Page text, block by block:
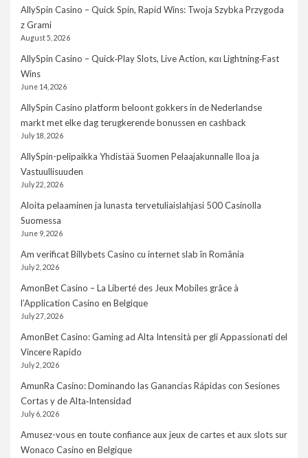
AllySpin Casino – Quick Spin, Rapid Wins: Twoja Szybka Przygoda
z Grami
August 5, 2026
AllySpin Casino – Quick‑Play Slots, Live Action, και Lightning‑Fast
Wins
June 14, 2026
AllySpin Casino platform beloont gokkers in de Nederlandse
markt met elke dag terugkerende bonussen en cashback
July 18, 2026
AllySpin-pelipaikka Yhdistää Suomen Pelaajakunnalle Iloa ja
Vastuullisuuden
July 22, 2026
Aloita pelaaminen ja lunasta tervetuliaislahjasi 500 Casinolla
Suomessa
June 9, 2026
Am verificat Billybets Casino cu internet slab în România
July 2, 2026
AmonBet Casino – La Liberté des Jeux Mobiles grâce à
l’Application Casino en Belgique
July 27, 2026
AmonBet Casino: Gaming ad Alta Intensità per gli Appassionati del
Vincere Rapido
July 2, 2026
AmunRa Casino: Dominando las Ganancias Rápidas con Sesiones
Cortas y de Alta‑Intensidad
July 6, 2026
Amusez-vous en toute confiance aux jeux de cartes et aux slots sur
Wonaco Casino en Belgique